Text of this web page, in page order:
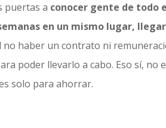
puertas a conocer gente de todo
en un mismo lugar,
no haber un contrato ni
poder llevarlo a cabo. Eso sí, no
solo para ahorrar.